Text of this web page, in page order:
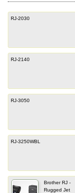
RJ-2030
RJ-2140
RJ-3050
RJ-3250WBL
Brother RJ -
Rugged Jet